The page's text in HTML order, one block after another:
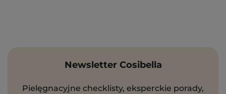
Newsletter Cosibella
Pielęgnacyjne checklisty, eksperckie porady,